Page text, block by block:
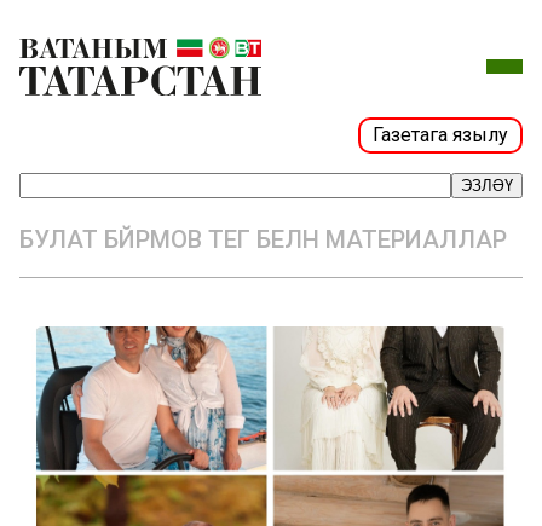
Газетага язылу
ЭЗЛӘҮ
БУЛАТ БӘЙРӘМОВ ТЕГ БЕЛӘН МАТЕРИАЛЛАР